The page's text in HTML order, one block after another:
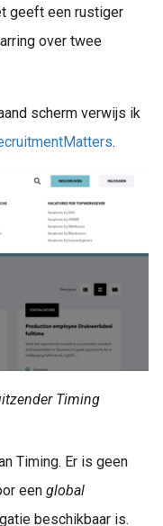
geeft een rustiger
over twee
scherm verwijs ik
.
Timing
Timing. Er is geen
een global
beschikbaar is.